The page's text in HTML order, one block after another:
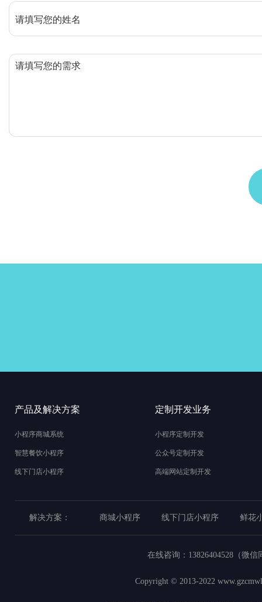
产品及解决方案
小程序商城系统
智慧餐饮小程序
线下门店小程序
定制开发业务
小程序定制开发
公众号定制开发
高端网站定制开发
解决方案： 商城小程序 线下门店小程序 鲜花
在线咨询： 13826404528（微信
Copyright © 2013-2022